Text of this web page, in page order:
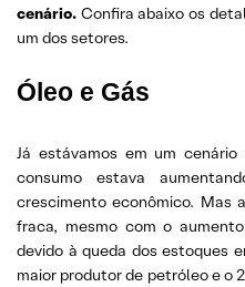
cenário. Confira abaixo os
um dos setores.
Óleo e Gás
Já estávamos em um
consumo estava
crescimento econômico. Mas
fraca, mesmo com o
devido à queda dos estoques
maior produtor de petróleo e o